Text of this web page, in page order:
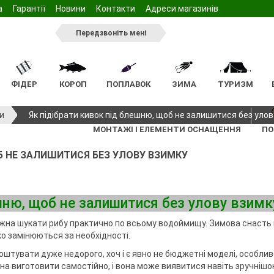
Гарантії Новини Контакти Адреси магазинів
Передзвоніть мені
Ящики та коробочки для
спінінгових снастей
ФІДЕР
та
Відра
Садки для фідерного
Ящики та коробочки для
Підсаки
Голови підсак
Ручки підсаків
Чохли та сумки фідерні
Світляки
КОРОП
для бойлів
Підсаки
Підсаки
Ручки підсаків
коропового лову
Чохли та сумки
Меблі
Крісла
Столи
ПОПЛАВОК
карабіни,
ЗИМА
Жерлиці
Ківок
Зимові намети
ТУРИЗМ
Стільчик
Стіл
Мангал
Арома
Насадки
Пінопласт
МОНТАЖІ І ЕЛЕМЕНТИ ОСНАЩЕННЯ
Як підібрати кивок під блешню, щоб не залишитися без
НЕ ЗАЛИШИТИСЯ БЕЗ УЛОВУ ВЗИМКУ
щоб не залишитися без улову
шукати рибу практично по всьому водоймищу. Зимова снасть
замінюються за необхідності.
дуже недорого, хоч і є явно не бюджетні моделі,
виготовити самостійно, і вона може виявитися навіть